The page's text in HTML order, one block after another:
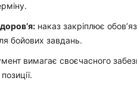
наказ закріплює
бойових завдань.
вимагає своєчасного